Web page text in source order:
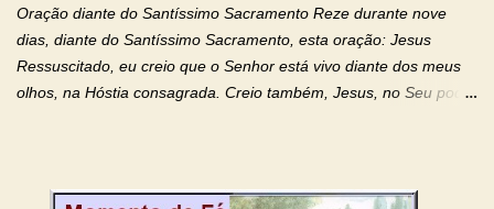
IMACULADO CORAÇÃO DE MAR...
Oração diante do Santíssimo Sacramento Reze durante nove
dias, diante do Santíssimo Sacramento, esta oração: Jesus
Ressuscitado, eu creio que o Senhor está vivo diante dos meus
olhos, na Hóstia consagrada. Creio também, Jesus, no Seu poder
creio, Jesus, e clamo que este Sangue seja agora derramado